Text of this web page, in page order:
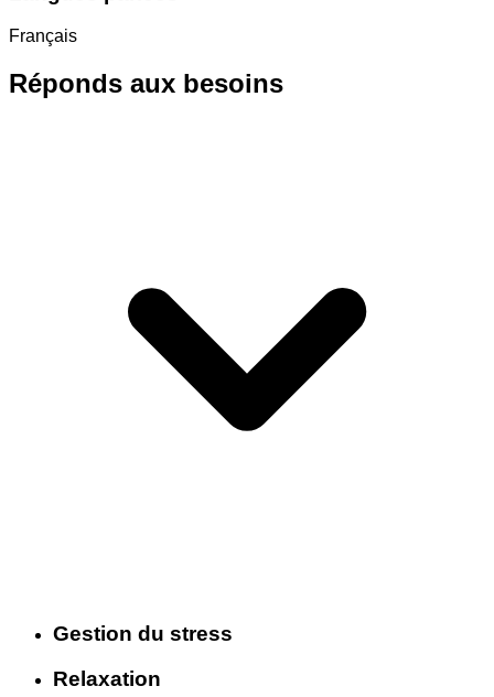
Français
Réponds aux besoins
Gestion du stress
Relaxation